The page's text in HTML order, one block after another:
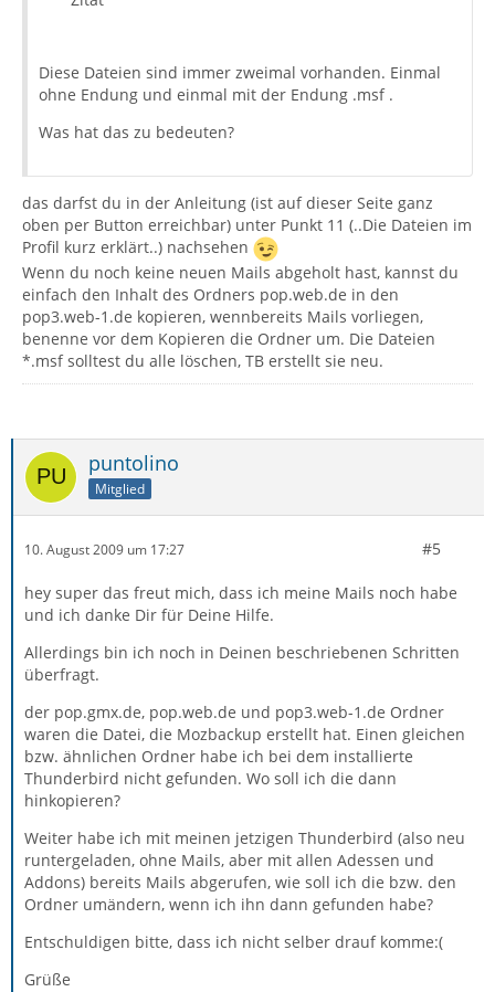
Diese Dateien sind immer zweimal vorhanden. Einmal
ohne Endung und einmal mit der Endung .msf .
Was hat das zu bedeuten?
das darfst du in der Anleitung (ist auf dieser Seite ganz
oben per Button erreichbar) unter Punkt 11 (..Die Dateien im
Profil kurz erklärt..) nachsehen
Wenn du noch keine neuen Mails abgeholt hast, kannst du
einfach den Inhalt des Ordners pop.web.de in den
pop3.web-1.de kopieren, wennbereits Mails vorliegen,
benenne vor dem Kopieren die Ordner um. Die Dateien
*.msf solltest du alle löschen, TB erstellt sie neu.
puntolino
Mitglied
10. August 2009 um 17:27 #5
hey super das freut mich, dass ich meine Mails noch habe
und ich danke Dir für Deine Hilfe.
Allerdings bin ich noch in Deinen beschriebenen Schritten
überfragt.
der pop.gmx.de, pop.web.de und pop3.web-1.de Ordner
waren die Datei, die Mozbackup erstellt hat. Einen gleichen
bzw. ähnlichen Ordner habe ich bei dem installierte
Thunderbird nicht gefunden. Wo soll ich die dann
hinkopieren?
Weiter habe ich mit meinen jetzigen Thunderbird (also neu
runtergeladen, ohne Mails, aber mit allen Adessen und
Addons) bereits Mails abgerufen, wie soll ich die bzw. den
Ordner umändern, wenn ich ihn dann gefunden habe?
Entschuldigen bitte, dass ich nicht selber drauf komme:(
Grüße